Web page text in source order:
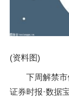
(资料图)
下周解禁
证券时报·数据